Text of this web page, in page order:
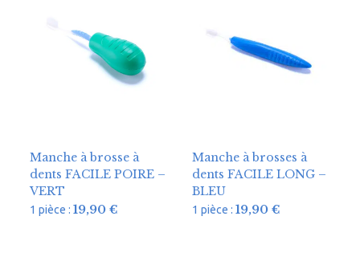
Manche à brosse à
dents FACILE POIRE –
VERT
1 pièce :19,90€
Manche à brosses à
dents FACILE LONG –
BLEU
1 pièce : 19,90 €